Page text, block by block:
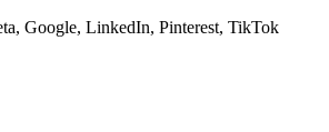
Google, LinkedIn, Pinterest, TikTok